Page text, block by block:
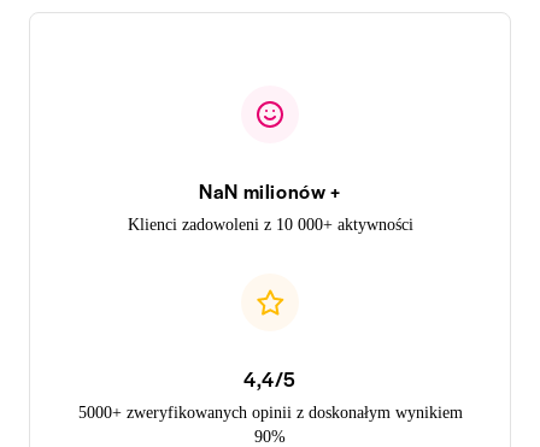
NaN milionów +
Klienci zadowoleni z 10 000+ aktywności
4,4/5
5000+ zweryfikowanych opinii z doskonałym wynikiem
90%